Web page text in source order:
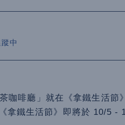
中
咖啡廳」就在《拿鐵生活節
拿鐵生活節》即將於 10/5 -